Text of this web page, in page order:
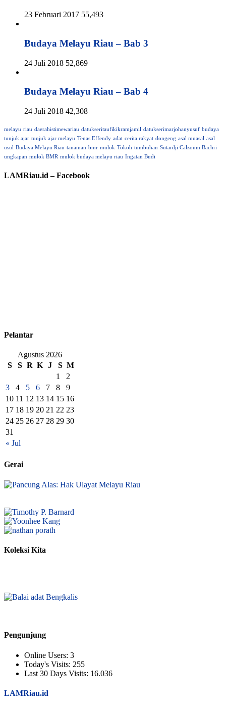
23 Februari 2017 55,493
Budaya Melayu Riau – Bab 3
24 Juli 2018 52,869
Budaya Melayu Riau – Bab 4
24 Juli 2018 42,308
melayu riau daerahistimewariau datukseritaufikikramjamil datukserimarjohanyusuf budaya
tunjuk ajar tunjuk ajar melayu Tenas Effendy adat cerita rakyat dongeng asal muasal asal
usul Budaya Melayu Riau tanaman bmr mulok Tokoh tumbuhan Sutardji Calzoum Bachri
ungkapan mulok BMR mulok budaya melayu riau Ingatan Budi
LAMRiau.id – Facebook
Pelantar
Agustus 2026
S
S R K J S M
« Jul
1
2
3
4 5 6 7 8
9
10 11 12 13 14 15 16
17 18 19 20 21 22 23
24 25 26 27 28 29 30
31
Gerai
Koleksi Kita
Pengunjung
Online Users: 3
Today's Visits: 255
Last 30 Days Visits: 16.036
LAMRiau.id